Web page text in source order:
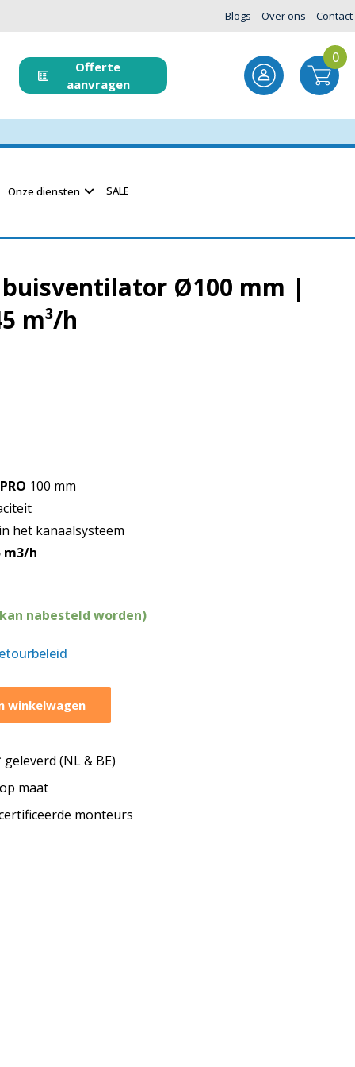
Blogs Over ons Contact
Offerte
aanvragen
0
Onze diensten SALE
buisventilator Ø100 mm |
m³/h
100 mm
het kanaalsysteem
m3/h
nabesteld worden)
winkelwagen
(NL & BE)
maat
monteurs